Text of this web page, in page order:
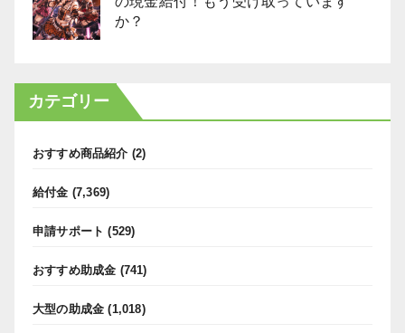
か？
カテゴリー
おすすめ商品紹介 (2)
給付金 (7,369)
申請サポート (529)
おすすめ助成金 (741)
大型の助成金 (1,018)